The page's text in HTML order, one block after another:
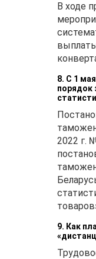
В ходе
8. С 1
порядок
2022 г.
9. Как